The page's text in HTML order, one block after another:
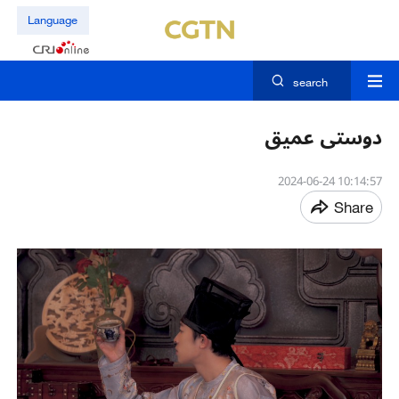
Language
search
دوستی عمیق
10:14:57 2024-06-24
Share